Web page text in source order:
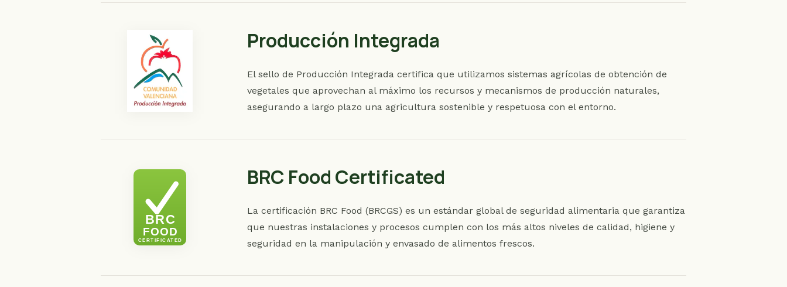
Producción Integrada
El sello de Producción Integrada certifica que utilizamos sistemas agrícolas de obtención de
vegetales que aprovechan al máximo los recursos y mecanismos de producción naturales,
asegurando a largo plazo una agricultura sostenible y respetuosa con el entorno.
BRC Food Certificated
La certificación BRC Food (BRCGS) es un estándar global de seguridad alimentaria que garantiza
que nuestras instalaciones y procesos cumplen con los más altos niveles de calidad, higiene y
seguridad en la manipulación y envasado de alimentos frescos.